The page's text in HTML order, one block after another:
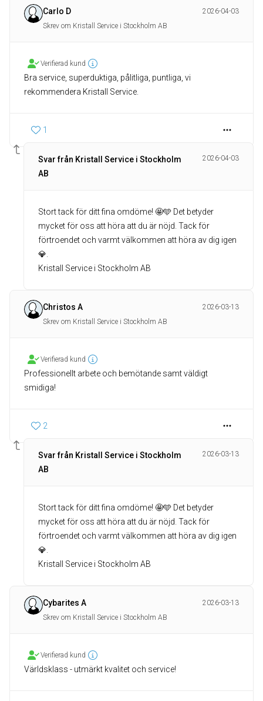
Carlo D
2026-04-03
Skrev om Kristall Service i Stockholm AB
Verifierad kund
Bra service, superduktiga, pålitliga, puntliga, vi
rekommendera Kristall Service.
1
Svar från Kristall Service i Stockholm
AB
2026-04-03
Stort tack för ditt fina omdöme! 🤩🩵 Det betyder
mycket för oss att höra att du är nöjd. Tack för
förtroendet och varmt välkommen att höra av dig igen
💎.
Kristall Service i Stockholm AB
Christos A
2026-03-13
Skrev om Kristall Service i Stockholm AB
Verifierad kund
Professionellt arbete och bemötande samt väldigt
smidiga!
2
Svar från Kristall Service i Stockholm
AB
2026-03-13
Stort tack för ditt fina omdöme! 🤩🩵 Det betyder
mycket för oss att höra att du är nöjd. Tack för
förtroendet och varmt välkommen att höra av dig igen
💎.
Kristall Service i Stockholm AB
Cybarites A
2026-03-13
Skrev om Kristall Service i Stockholm AB
Verifierad kund
Världsklass - utmärkt kvalitet och service!